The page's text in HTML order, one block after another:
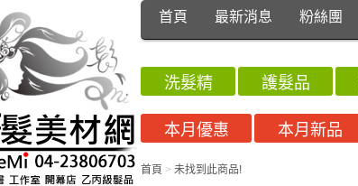
首頁 最新消息 粉絲團
洗髮精 護髮品
本月優惠
本月新品
首頁 > 未找到此商品!